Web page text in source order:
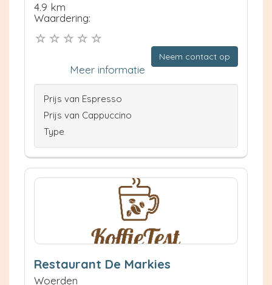
4.9 km
Waardering:
Neem contact op
Meer informatie
Prijs van Espresso
Prijs van Cappuccino
Type
Restaurant De Markies
Woerden